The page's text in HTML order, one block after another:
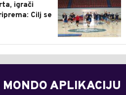
igrači
Cilj se
APLIKACIJU